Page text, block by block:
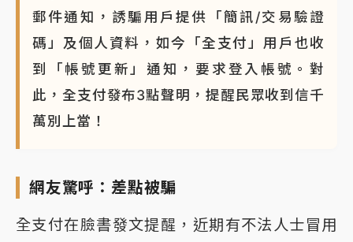
郵件通知，誘騙用戶提供「簡訊/交易驗證
碼」及個人資料，如今「全支付」用戶也收
到「帳號更新」通知，要求登入帳號。對
此，全支付發布3點聲明，提醒民眾收到信千
萬別上當！
網友驚呼：差點被騙
全支付在臉書發文提醒，近期有不法人士冒用